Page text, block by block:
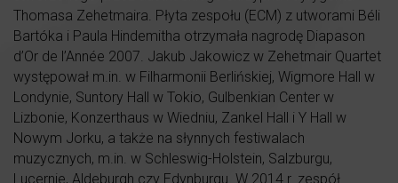
Thomasa Zehetmaira. Płyta zespołu (ECM) z utworami Béli
Bartóka i Paula Hindemitha otrzymała nagrodę Diapason
d’Or de l’Année 2007. Jakub Jakowicz w Zehetmair Quartet
występował m.in. w Filharmonii Berlińskiej, Wigmore Hall w
Londynie, Suntory Hall w Tokio, Gulbenkian Center w
Lizbonie, Konzerthaus w Wiedniu, Zankel Hall i Y Hall w
Nowym Jorku, a także na słynnych festiwalach
muzycznych, m.in. w Schleswig-Holstein, Salzburgu,
Lucernie, Aldeburgh czy Edynburgu. W 2014 r. zespół